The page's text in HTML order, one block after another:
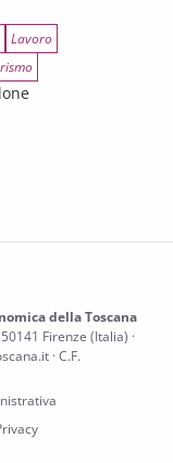
Lavoro
toscana
della Toscana
Firenze (Italia) ·
· C.F.